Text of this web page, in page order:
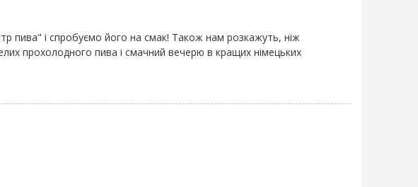
пива" і спробуємо його на смак! Також нам розкажуть, ніж
прохолодного пива і смачний вечерю в кращих німецьких